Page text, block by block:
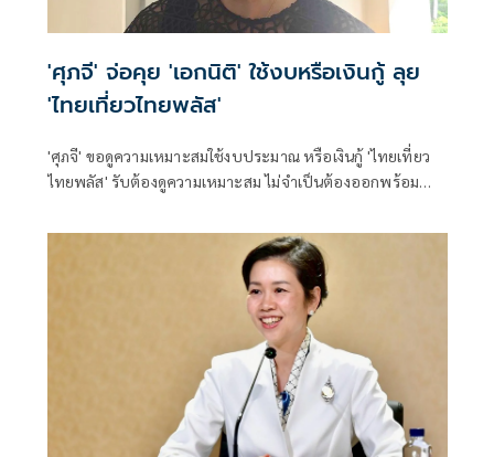
'ศุภจี' จ่อคุย 'เอกนิติ' ใช้งบหรือเงินกู้ ลุย
'ไทยเที่ยวไทยพลัส'
'ศุภจี' ขอดูความเหมาะสมใช้งบประมาณ หรือเงินกู้ 'ไทยเที่ยว
ไทยพลัส' รับต้องดูความเหมาะสม ไม่จำเป็นต้องออกพร้อม